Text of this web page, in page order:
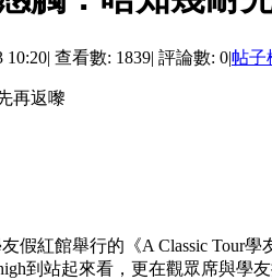
10:20| 查看數: 1839| 評論數: 0|帖子
再返嚟
友假紅館舉行的《A Classic
到站起來看，更在觀眾席與學